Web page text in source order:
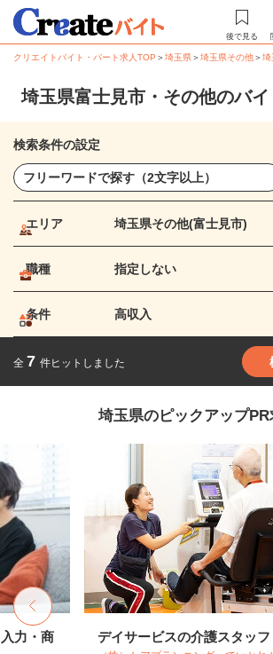
後で見る
クリエイトバイト・パート求人TOP ＞埼玉県＞埼玉県その他＞埼
埼玉県富士見市・その他のバ
検索条件の設定
エリア 埼玉県その他(富士見市)
職種 指定しない
条件 高収入
全 7 件ヒットしました
埼玉県のピックアップPR
力・商 デイサービスの介護スタッフ